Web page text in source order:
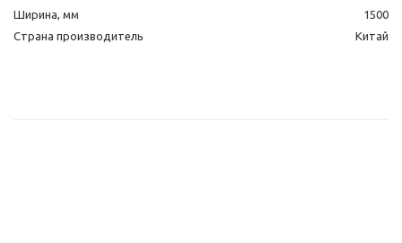
Ширина, мм
1500
Страна производитель
Китай